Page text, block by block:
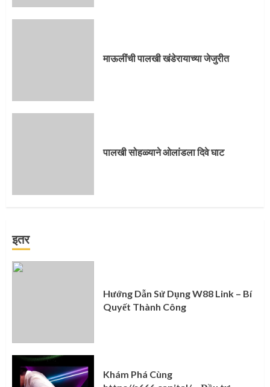
माऊलींची पालखी खंडेरायाच्या जेजुरीत
पालखी सोहळ्याने ओलांडला दिवे घाट
इतर
Hướng Dẫn Sử Dụng W88 Link – Bí
Quyết Thành Công
Khám Phá Cùng